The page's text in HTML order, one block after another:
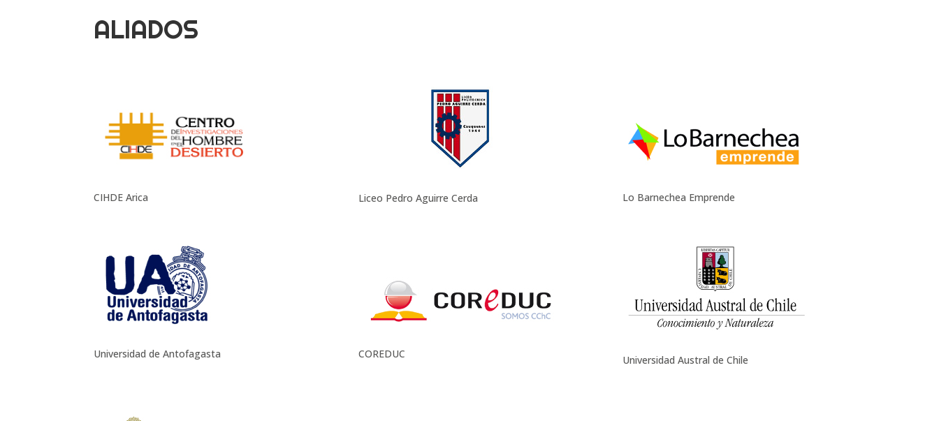
ALIADOS
CIHDE Arica Liceo Pedro Aguirre Cerda Lo Barnechea Emprende
Universidad de Antofagasta COREDUC Universidad Austral de Chile